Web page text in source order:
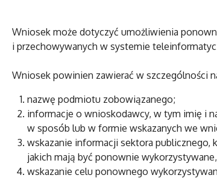
Wniosek może dotyczyć umożliwienia
i przechowywanych w systemie
Wniosek powinien zawierać w szczególności
nazwę podmiotu zobowiązanego;
informacje o wnioskodawcy, w tym imię i
w sposób lub w formie wskazanych we
wskazanie informacji sektora publicznego,
jakich mają być ponownie
wskazanie celu ponownego